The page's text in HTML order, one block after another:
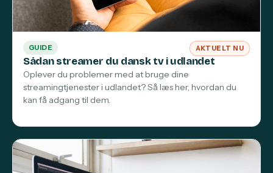
GUIDE AKTUELT NU
Sådan streamer du dansk tv i udlandet
Oplever du problemer med at bruge dine
streamingtjenester i udlandet? Så læs her, hvordan du
kan få adgang til dem.